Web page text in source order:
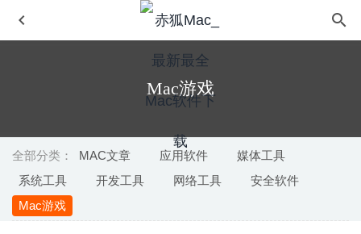
Mac游戏
全部分类： MAC文章 应用软件
媒体工具
系统工具
开发工具 网络工具
安全软件
Mac游戏
Audio Playr 2.3.1 – 简单易用的Mac视频播放器
Iconjar 2.11.4 – 非常方便的图标素材管理工具 2026-01-24